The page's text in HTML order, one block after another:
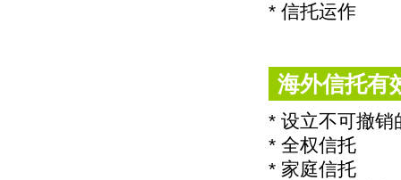
* 信托运作
海外信托有
* 设立不可撤销
* 全权信托
* 家庭信托